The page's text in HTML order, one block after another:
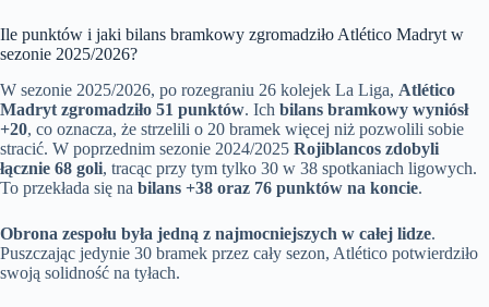
Ile punktów i jaki bilans bramkowy zgromadziło Atlético Madryt w
sezonie 2025/2026?
W sezonie 2025/2026, po rozegraniu 26 kolejek La Liga, Atlético
Madryt zgromadziło 51 punktów. Ich bilans bramkowy wyniósł
+20, co oznacza, że strzelili o 20 bramek więcej niż pozwolili sobie
stracić. W poprzednim sezonie 2024/2025 Rojiblancos zdobyli
łącznie 68 goli, tracąc przy tym tylko 30 w 38 spotkaniach ligowych.
To przekłada się na bilans +38 oraz 76 punktów na koncie.
Obrona zespołu była jedną z najmocniejszych w całej lidze.
Puszczając jedynie 30 bramek przez cały sezon, Atlético potwierdziło
swoją solidność na tyłach.